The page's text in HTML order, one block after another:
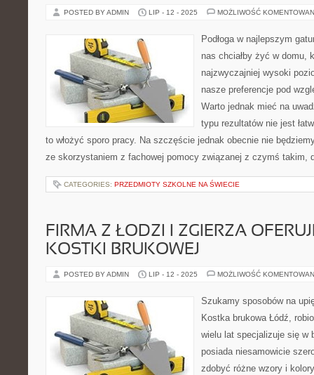
POSTED BY ADMIN LIP - 12 - 2025 MOŻLIWOŚĆ
Podłoga w najlepszym
nas chciałby żyć w domu,
najzwyczajniej wysoki
nasze preferencje pod
Warto jednak mieć na
typu rezultatów nie jest
to włożyć sporo pracy. Na szczęście jednak obecnie nie
ze skorzystaniem z fachowej pomocy związanej z czymś
CATEGORIES: PRZEDMIOTY SZKOLNE NA ŚWIECIE
FIRMA Z ŁODZI I ZGIERZA
KOSTKI BRUKOWEJ
POSTED BY ADMIN LIP - 12 - 2025 MOŻLIWOŚĆ
Szukamy sposobów na
Kostka brukowa Łódź,
wielu lat specjalizuje się w
posiada niesamowicie
zdobyć różne wzory i